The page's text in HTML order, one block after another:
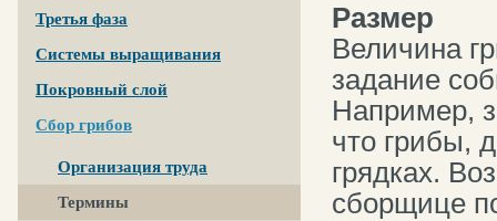
Третья фаза
Системы выращивания
Покровный слой
Сбор грибов
Организация труда
Термины
Размер
Величина
задание
Например,
что грибы,
грядках.
сборщице